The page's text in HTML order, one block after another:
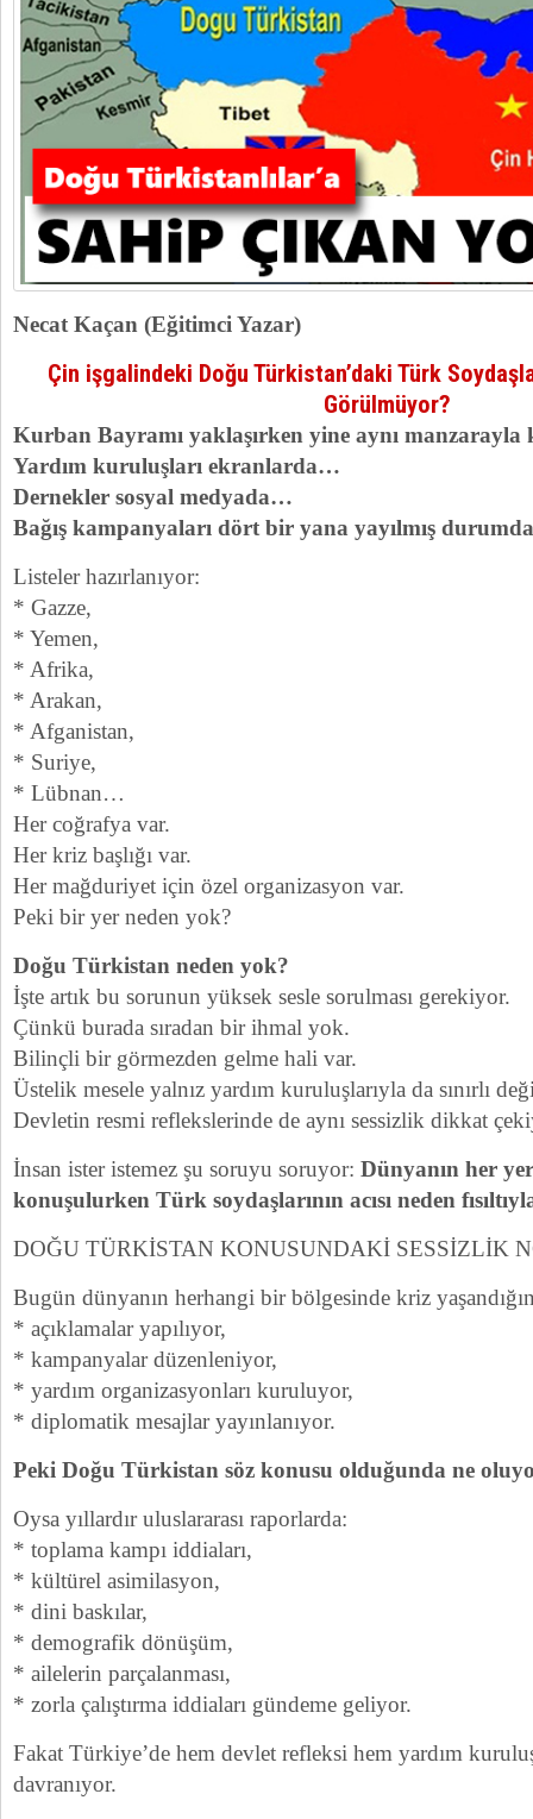
Necat Kaçan (Eğitimci Yazar)
Çin işgalindeki Doğu Türkistan’daki Türk
Görülmüyor?
Kurban Bayramı yaklaşırken yine aynı manzarayla
Yardım kuruluşları ekranlarda…
Dernekler sosyal medyada…
Bağış kampanyaları dört bir yana yayılmış
Listeler hazırlanıyor:
* Gazze,
* Yemen,
* Afrika,
* Arakan,
* Afganistan,
* Suriye,
* Lübnan…
Her coğrafya var.
Her kriz başlığı var.
Her mağduriyet için özel organizasyon var.
Peki bir yer neden yok?
Doğu Türkistan neden yok?
İşte artık bu sorunun yüksek sesle sorulması gerekiyor.
Çünkü burada sıradan bir ihmal yok.
Bilinçli bir görmezden gelme hali var.
Üstelik mesele yalnız yardım kuruluşlarıyla da sınırlı
Devletin resmi reflekslerinde de aynı sessizlik dikkat
İnsan ister istemez şu soruyu soruyor: Dünyanın her
konuşulurken Türk soydaşlarının acısı neden
DOĞU TÜRKİSTAN KONUSUNDAKİ SESSİZLİK
Bugün dünyanın herhangi bir bölgesinde kriz
* açıklamalar yapılıyor,
* kampanyalar düzenleniyor,
* yardım organizasyonları kuruluyor,
* diplomatik mesajlar yayınlanıyor.
Peki Doğu Türkistan söz konusu olduğunda ne
Oysa yıllardır uluslararası raporlarda:
* toplama kampı iddiaları,
* kültürel asimilasyon,
* dini baskılar,
* demografik dönüşüm,
* ailelerin parçalanması,
* zorla çalıştırma iddiaları gündeme geliyor.
Fakat Türkiye’de hem devlet refleksi hem yardım
davranıyor.